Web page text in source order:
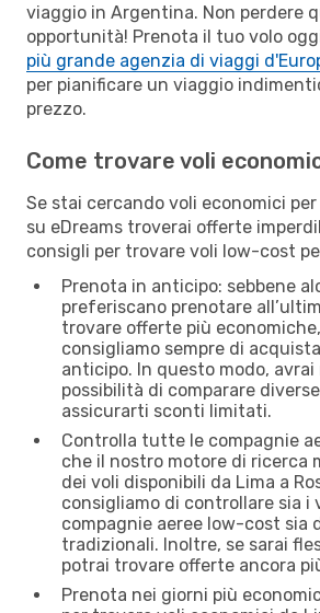
viaggio in Argentina. Non perdere
opportunità! Prenota il tuo volo
più grande agenzia di viaggi
per pianificare un viaggio
prezzo.
Come trovare voli
Se stai cercando voli economici per
su eDreams troverai offerte
consigli per trovare voli low-cost
Prenota in anticipo: sebbene
preferiscano prenotare
trovare offerte più
consigliamo sempre di
anticipo. In questo modo, avrai
possibilità di comparare
assicurarti sconti limitati.
Controlla tutte le compagnie
che il nostro motore di ricerca
dei voli disponibili da Lima a
consigliamo di controllare sia i
compagnie aeree low-cost sia
tradizionali. Inoltre, se sarai
potrai trovare offerte ancora
Prenota nei giorni più